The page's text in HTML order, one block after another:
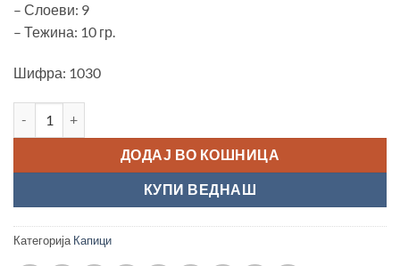
– Слоеви: 9
– Тежина: 10 гр.
Шифра: 1030
ДОДАЈ ВО КОШНИЦА
КУПИ ВЕДНАШ
Категорија Капици